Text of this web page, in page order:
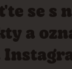
se s
a